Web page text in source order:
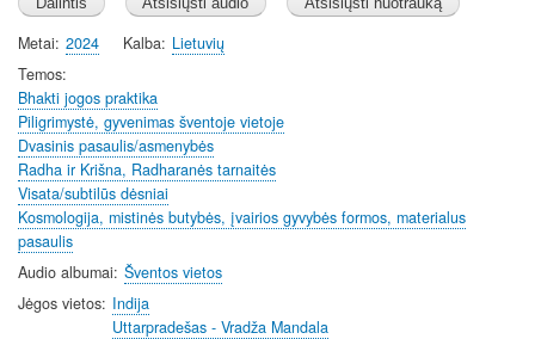
Metai 2024 Kalba Lietuvių
Temos
Bhakti jogos praktika
Piligrimystė, gyvenimas šventoje vietoje
Dvasinis pasaulis/asmenybės
Radha ir Krišna, Radharanės tarnaitės
Visata/subtilūs dėsniai
Kosmologija, mistinės butybės, įvairios gyvybės formos, materialus
pasaulis
Audio albumai Šventos vietos
Jėgos vietos Indija
Uttarpradešas - Vradža Mandala